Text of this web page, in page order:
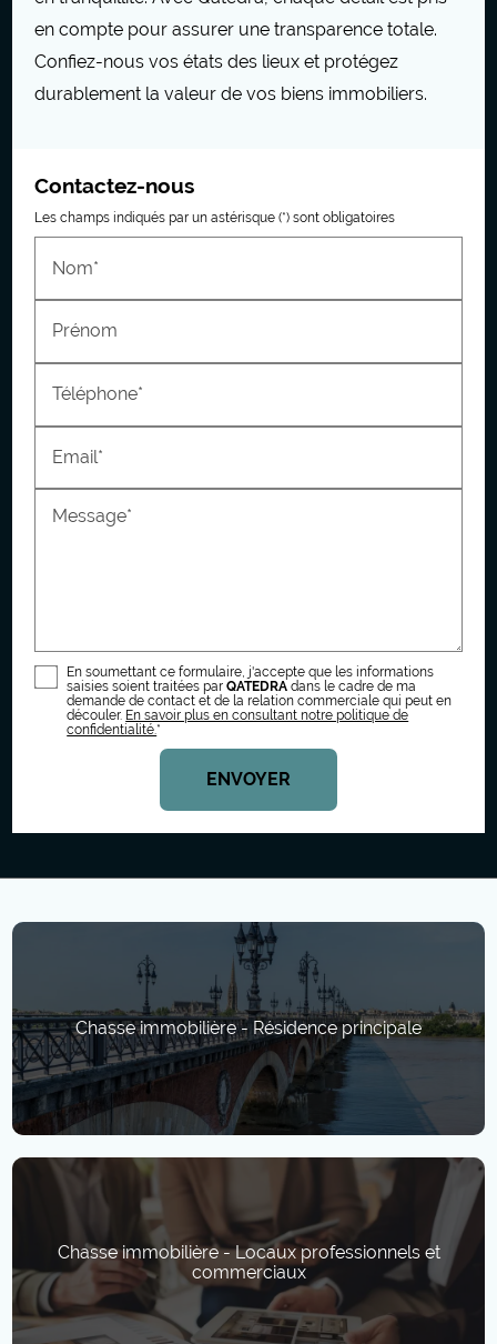
en compte pour assurer une transparence totale.
Confiez-nous vos états des lieux et protégez
durablement la valeur de vos biens immobiliers.
Contactez-nous
Les champs indiqués par un astérisque (*) sont obligatoires
Nom*
Prénom
Téléphone*
Email*
Message*
En soumettant ce formulaire, j'accepte que les informations
saisies soient traitées parQATEDRA dans le cadre de ma
demande de contact et de la relation commerciale qui peut en
découler. En savoir plus en consultant notre politique de
confidentialité.*
Chasse immobilière - Résidence principale
Chasse immobilière - Locaux professionnels et
commerciaux